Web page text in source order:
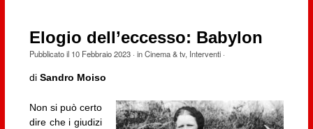
Elogio dell’eccesso: Babylon
Pubblicato il 10 Febbraio 2023· inCinema & tv, Interventi·
di Sandro Moiso
Non si può certo
dire che i giudizi